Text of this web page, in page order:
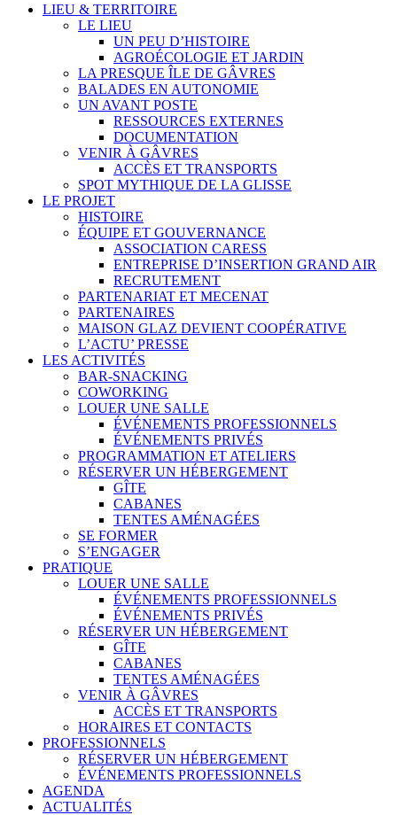
LIEU & TERRITOIRE
LE LIEU
UN PEU D’HISTOIRE
AGROÉCOLOGIE ET JARDIN
LA PRESQUE ÎLE DE GÂVRES
BALADES EN AUTONOMIE
UN AVANT POSTE
RESSOURCES EXTERNES
DOCUMENTATION
VENIR À GÂVRES
ACCÈS ET TRANSPORTS
SPOT MYTHIQUE DE LA GLISSE
LE PROJET
HISTOIRE
ÉQUIPE ET GOUVERNANCE
ASSOCIATION CARESS
ENTREPRISE D’INSERTION GRAND AIR
RECRUTEMENT
PARTENARIAT ET MECENAT
PARTENAIRES
MAISON GLAZ DEVIENT COOPÉRATIVE
L’ACTU’ PRESSE
LES ACTIVITÉS
BAR-SNACKING
COWORKING
LOUER UNE SALLE
ÉVÉNEMENTS PROFESSIONNELS
ÉVÉNEMENTS PRIVÉS
PROGRAMMATION ET ATELIERS
RÉSERVER UN HÉBERGEMENT
GÎTE
CABANES
TENTES AMÉNAGÉES
SE FORMER
S’ENGAGER
PRATIQUE
LOUER UNE SALLE
ÉVÉNEMENTS PROFESSIONNELS
ÉVÉNEMENTS PRIVÉS
RÉSERVER UN HÉBERGEMENT
GÎTE
CABANES
TENTES AMÉNAGÉES
VENIR À GÂVRES
ACCÈS ET TRANSPORTS
HORAIRES ET CONTACTS
PROFESSIONNELS
RÉSERVER UN HÉBERGEMENT
ÉVÉNEMENTS PROFESSIONNELS
AGENDA
ACTUALITÉS